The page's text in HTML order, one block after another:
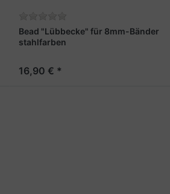
Bead "Lübbecke" für 8mm-Bänder
stahlfarben
16,90 € *